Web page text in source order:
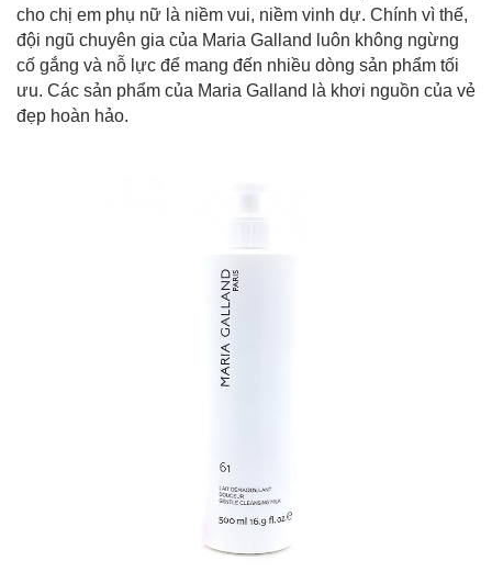
cho chị em phụ nữ là niềm vui, niềm vinh dự. Chính vì thế,
đội ngũ chuyên gia của Maria Galland luôn không ngừng
cố gắng và nỗ lực để mang đến nhiều dòng sản phẩm tối
ưu. Các sản phẩm của Maria Galland là khơi nguồn của vẻ
đẹp hoàn hảo.